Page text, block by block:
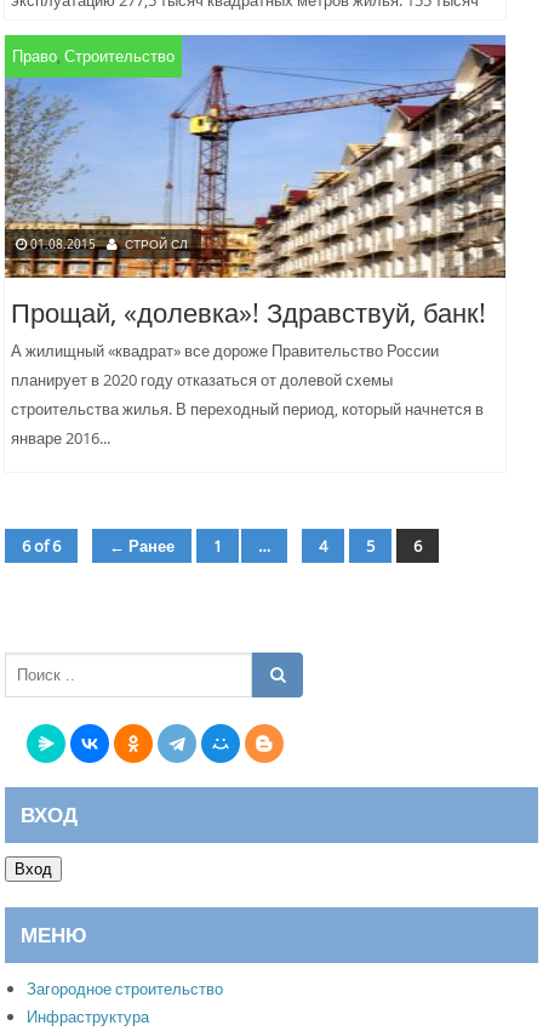
составил...
Право,Строительство
01.08.2015 СТРОЙ СЛ
Прощай, «долевка»! Здравствуй, банк!
А жилищный «квадрат» все дороже Правительство России
планирует в 2020 году отказаться от долевой схемы
строительства жилья. В переходный период, который начнется в
январе 2016...
6 of 6 ← Ранее страница
1 … страница
4 страница
5 6
ВХОД
Вход
МЕНЮ
Загородное строительство
Инфраструктура